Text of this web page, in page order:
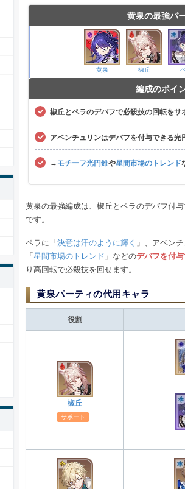
黄泉の最強パ
黄泉 椒丘
編成のポイ
椒丘とペラのデバフで必殺技の回転をサ
アベンチュリンはデバフを付与できる光
→ モチーフ光円錐や星間市場のトレンド
黄泉の最強編成は、椒丘とペラのデバフ付
です。
ペラに「 決意は汗のように輝く 」、アベン
「 星間市場のトレンド 」などのデバフを付
り高回転で必殺技を回せます。
黄泉パーティの代用キャラ
役割
椒丘
サポート